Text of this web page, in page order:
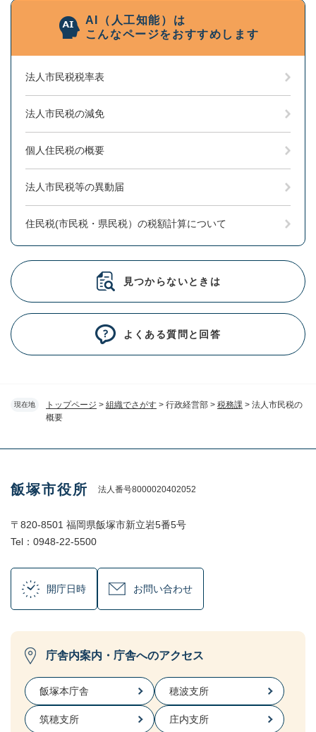
現在地 トップページ > 組織でさがす > 行政経営部 > 税務課 > 法人市民税の
概要
AI（人工知能）は
こんなページをおすすめします
法人市民税税率表
法人市民税の減免
個人住民税の概要
法人市民税等の異動届
住民税(市民税・県民税）の税額計算について
見つからないときは
よくある質問と回答
飯塚市役所 法人番号8000020402052
〒820-8501 福岡県飯塚市新立岩5番5号
Tel：0948-22-5500
開庁日時 お問い合わせ
庁舎内案内・庁舎へのアクセス
飯塚本庁舎 穂波支所
筑穂支所 庄内支所